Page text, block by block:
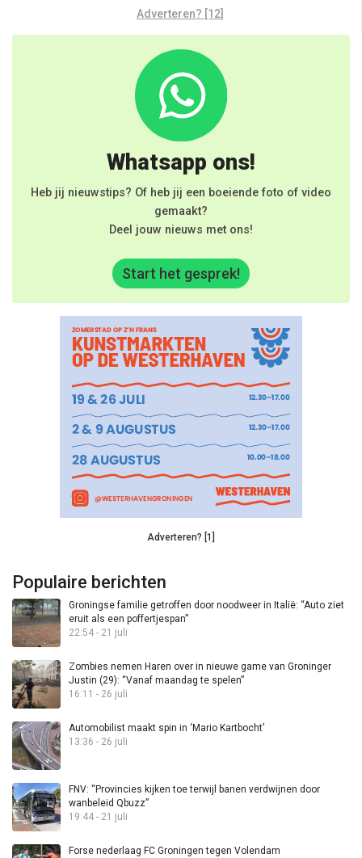
Adverteren? [12]
Whatsapp ons!
Heb jij nieuwstips? Of heb jij een boeiende foto of video
gemaakt?
Deel jouw nieuws met ons!
Start het gesprek!
Adverteren? [1]
Populaire berichten
Groningse familie getroffen door noodweer in Italië: “Auto ziet
eruit als een poffertjespan”
22:54 - 21 juli
Zombies nemen Haren over in nieuwe game van Groninger
Justin (29): “Vanaf maandag te spelen”
16:11 - 26 juli
Automobilist maakt spin in ‘Mario Kartbocht’
13:36 - 26 juli
FNV: “Provincies kijken toe terwijl banen verdwijnen door
wanbeleid Qbuzz”
19:44 - 21 juli
Forse nederlaag FC Groningen tegen Volendam